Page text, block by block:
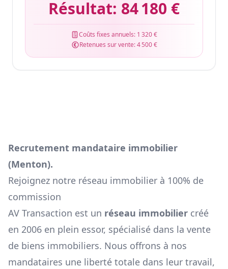
Résultat: 84 180 €
Coûts fixes annuels: 1 320 €
Retenues sur vente:4 500 €
Recrutement mandataire immobilier
(Menton).
Rejoignez notre réseau immobilier à 100% de
commission
AV Transaction est un réseau immobilier créé
en 2006 en plein essor, spécialisé dans la vente
de biens immobiliers. Nous offrons à nos
mandataires une liberté totale dans leur travail,